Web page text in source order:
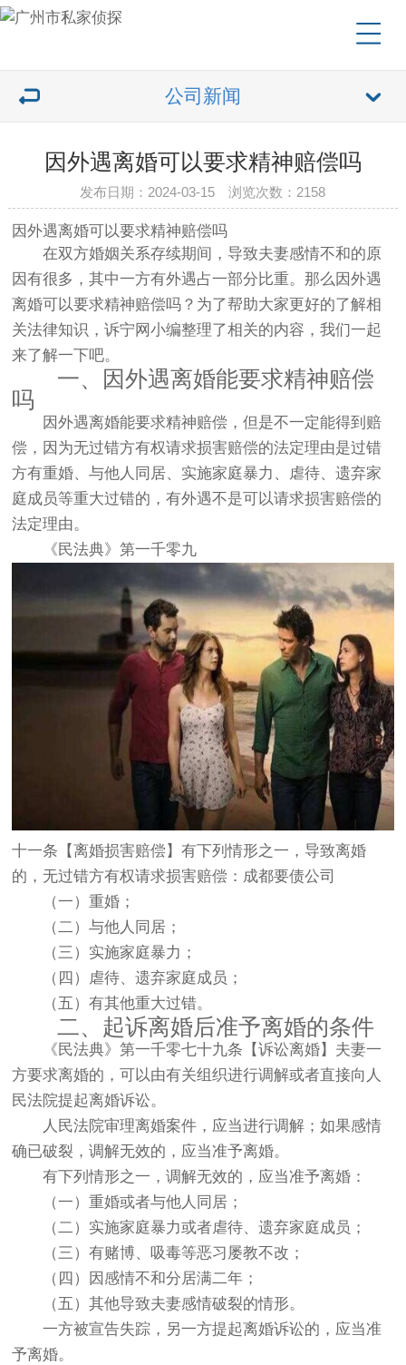
公司新闻
因外遇离婚可以要求精神赔偿吗
发布日期：2024-03-15 浏览次数：2158
因外遇离婚可以要求精神赔偿吗
在双方婚姻关系存续期间，导致夫妻感情不和的原
因有很多，其中一方有外遇占一部分比重。那么因外遇
离婚可以要求精神赔偿吗？为了帮助大家更好的了解相
关法律知识，诉宁网小编整理了相关的内容，我们一起
来了解一下吧。
一、因外遇离婚能要求精神赔偿
吗
因外遇离婚能要求精神赔偿，但是不一定能得到赔
偿，因为无过错方有权请求损害赔偿的法定理由是过错
方有重婚、与他人同居、实施家庭暴力、虐待、遗弃家
庭成员等重大过错的，有外遇不是可以请求损害赔偿的
法定理由。
《民法典》第一千零九
十一条【离婚损害赔偿】有下列情形之一，导致离婚
的，无过错方有权请求损害赔偿：成都要债公司
（一）重婚；
（二）与他人同居；
（三）实施家庭暴力；
（四）虐待、遗弃家庭成员；
（五）有其他重大过错。
二、起诉离婚后准予离婚的条件
《民法典》第一千零七十九条【诉讼离婚】夫妻一
方要求离婚的，可以由有关组织进行调解或者直接向人
民法院提起离婚诉讼。
人民法院审理离婚案件，应当进行调解；如果感情
确已破裂，调解无效的，应当准予离婚。
有下列情形之一，调解无效的，应当准予离婚：
（一）重婚或者与他人同居；
（二）实施家庭暴力或者虐待、遗弃家庭成员；
（三）有赌博、吸毒等恶习屡教不改；
（四）因感情不和分居满二年；
（五）其他导致夫妻感情破裂的情形。
一方被宣告失踪，另一方提起离婚诉讼的，应当准
予离婚。